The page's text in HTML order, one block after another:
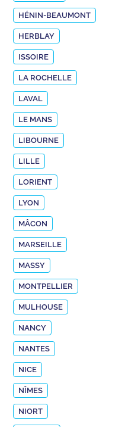
HÉNIN-BEAUMONT
HERBLAY
ISSOIRE
LA ROCHELLE
LAVAL
LE MANS
LIBOURNE
LILLE
LORIENT
LYON
MÂCON
MARSEILLE
MASSY
MONTPELLIER
MULHOUSE
NANCY
NANTES
NICE
NÎMES
NIORT